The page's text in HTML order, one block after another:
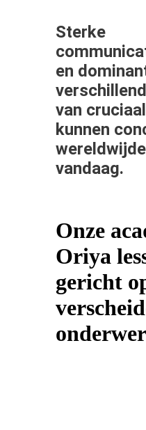
Sterke
en
van
kunnen
vandaag.
Onze
Oriya
gericht